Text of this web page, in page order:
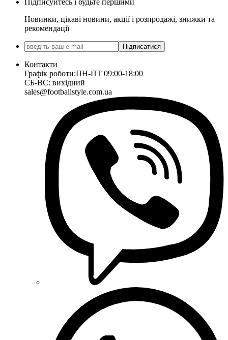
Новинки, цікаві новини, акції і розпродажі, знижки та
рекомендації
Підписатися
Контакти
Графік роботи:ПН-ПТ 09:00-18:00
СБ-ВС: вихідний
sales@footballstyle.com.ua